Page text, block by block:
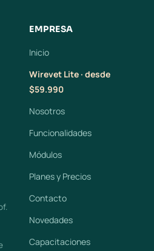
EMPRESA
Inicio
Wirevet Lite · desde
$59.990
Nosotros
Funcionalidades
Módulos
Planes y Precios
Contacto
Novedades
Capacitaciones